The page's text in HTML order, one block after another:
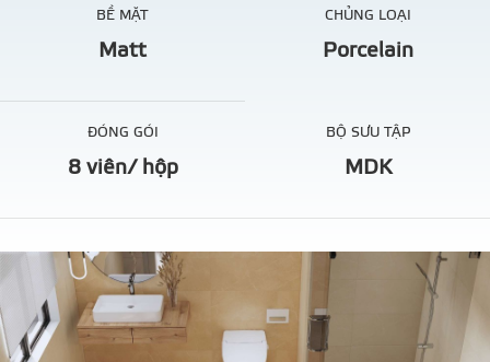
BỀ MẶT
Matt
CHỦNG LOẠI
Porcelain
ĐÓNG GÓI
8 viên/ hộp
BỘ SƯU TẬP
MDK